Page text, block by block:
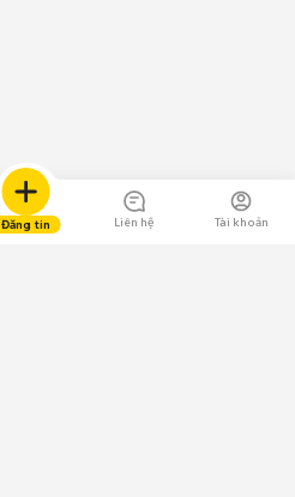
Đăng tin Liên hệ Tài khoản